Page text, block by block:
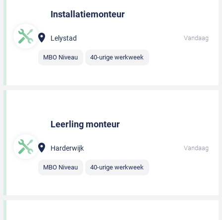
Installatiemonteur
Lelystad Vandaag
MBO Niveau 40-urige werkweek
Leerling monteur
Harderwijk Vandaag
MBO Niveau 40-urige werkweek